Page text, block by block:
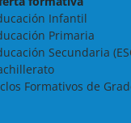
Infantil
Primaria
Secundaria
Formativos de